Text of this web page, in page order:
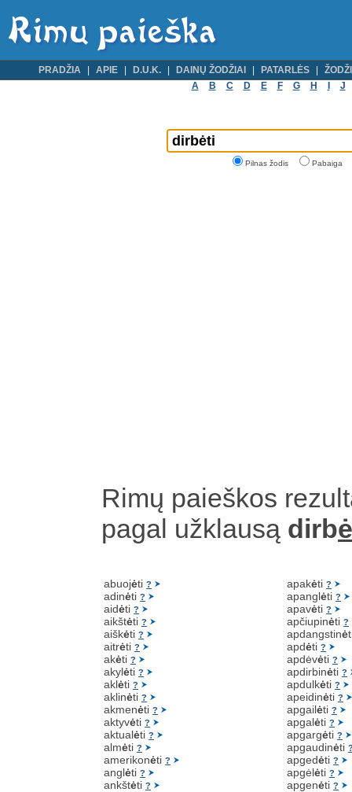
PRADŽIA APIE D.U.K. DAINŲ ŽODŽIAI PATARLĖS
A
B C D E F G H J
Pilnas žodis Pabaiga
Rimų paieškos
pagal užklausą dirb
abuojėti ?
adinėti ?
aidėti ?
aikštėti ?
aiškėti ?
aitrėti ?
akėti ?
akylėti ?
aklėti ?
aklinėti ?
akmenėti ?
aktyvėti ?
aktualėti ?
almėti ?
amerikonėti ?
anglėti ?
ankštėti ?
apakėti ?
apanglėti ?
apavėti ?
apčiupinėti ?
apdangstinė
apdėti ?
apdėvėti ?
apdirbinėti ?
apdulkėti ?
apeidinėti ?
apgailėti ?
apgalėti ?
apgargėti ?
apgaudinėti
apgedėti ?
apgėlėti ?
apgenėti ?